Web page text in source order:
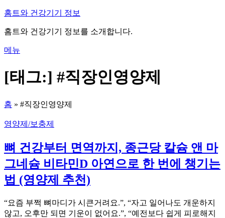
내
으
바
기
홈트와 건강기기 정보
홈트와 건강기기 정보를 소개합니다.
메뉴
[태그:] #직장인영양제
홈 » #직장인영양제
영양제/보충제
뼈 건강부터 면역까지, 종근당 칼슘 앤 마
그네슘 비타민D 아연으로 한 번에 챙기는
법 (영양제 추천)
“요즘 부쩍 뼈마디가 시큰거려요.”, “자고 일어나도 개운하지
않고, 오후만 되면 기운이 없어요.”, “예전보다 쉽게 피로해지